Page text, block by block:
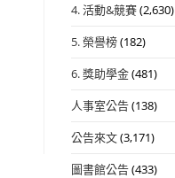
4. 活動&競賽(2,630)
5. 榮譽榜(182)
6. 獎助學金(481)
人事室公告(138)
公告來文(3,171)
圖書館公告(433)